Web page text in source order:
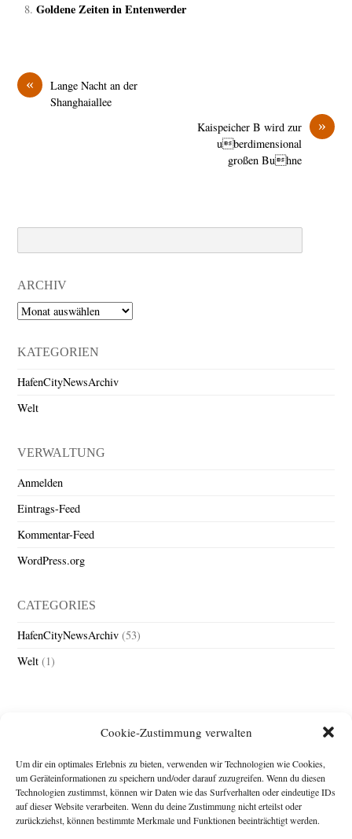
Cookie-Zustimmung verwalten
Um dir ein optimales Erlebnis zu bieten, verwenden wir Technologien wie Cookies,
um Geräteinformationen zu speichern und/oder darauf zuzugreifen. Wenn du diesen
Technologien zustimmst, können wir Daten wie das Surfverhalten oder eindeutige IDs
auf dieser Website verarbeiten. Wenn du deine Zustimmung nicht erteilst oder
zurückziehst, können bestimmte Merkmale und Funktionen beeinträchtigt werden.
Goldene Zeiten in Entenwerder
«
Lange Nacht an der
Shanghaiallee
»
Kaispeicher B wird zur
uberdimensional
großen Buhne
ARCHIV
Archiv
KATEGORIEN
HafenCityNewsArchiv
Welt
VERWALTUNG
Anmelden
Eintrags-Feed
Kommentar-Feed
WordPress.org
CATEGORIES
HafenCityNewsArchiv (53)
Welt (1)
Impressum
Michael Baden,